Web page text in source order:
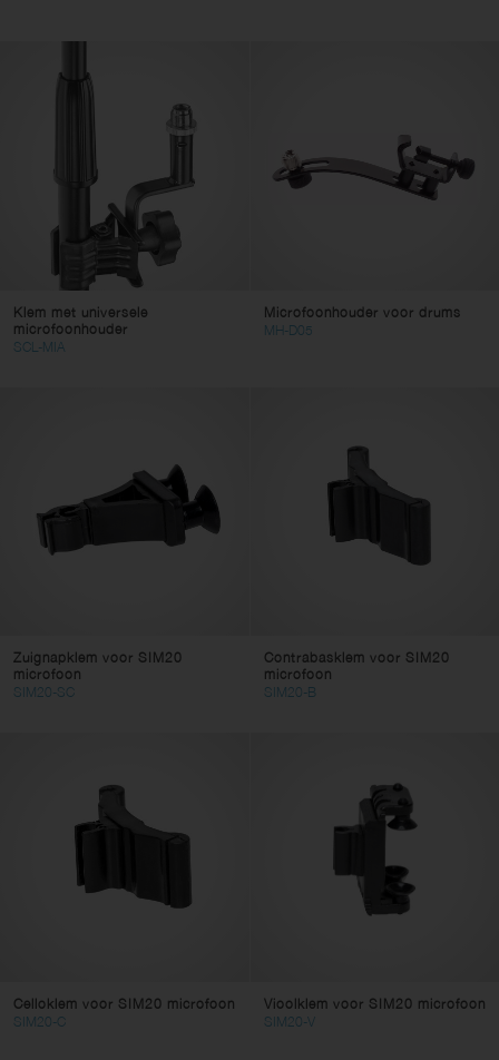
Klem met universele
microfoonhouder
SCL-MIA
Microfoonhouder voor drums
MH-D05
Zuignapklem voor SIM20
microfoon
SIM20-SC
Contrabasklem voor SIM20
microfoon
SIM20-B
Celloklem voor SIM20 microfoon
SIM20-C
Vioolklem voor SIM20 microfoon
SIM20-V